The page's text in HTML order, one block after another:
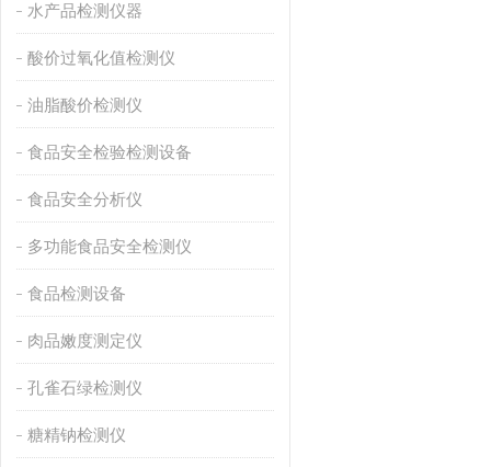
水产品检测仪器
酸价过氧化值检测仪
油脂酸价检测仪
食品安全检验检测设备
食品安全分析仪
多功能食品安全检测仪
食品检测设备
肉品嫩度测定仪
孔雀石绿检测仪
糖精钠检测仪